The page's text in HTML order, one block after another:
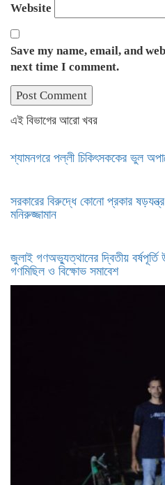
Website
Save my name, email, and
next time I comment.
এই বিভাগের আরো খবর
শ্যামনগরে পল্লী চিকিৎসককের ভুল
সরকারের বিরুদ্ধে কোনো প্রকার
মনিরুজ্জামান
জুলাই গণঅভ্যুত্থানের দ্বিতীয় বর্ষপূর্তি
গণমিছিল ও বিক্ষোভ সমাবেশ